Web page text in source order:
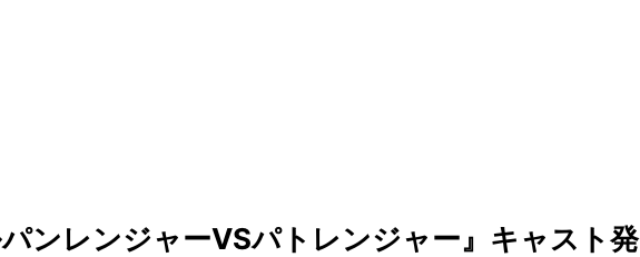
ンレンジャーVSパトレンジャー』キャスト発